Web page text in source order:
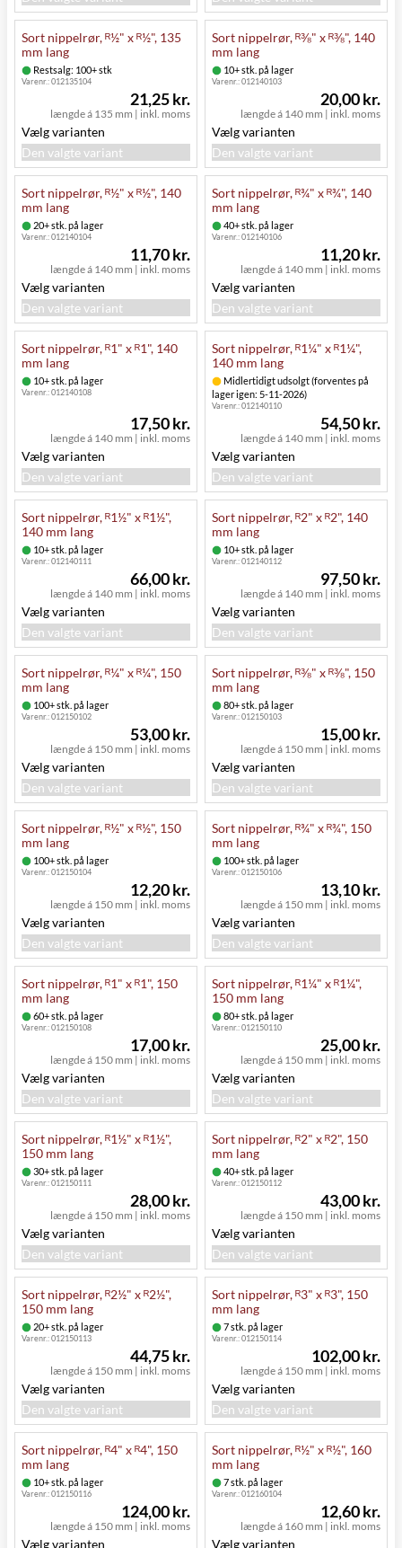
Sort nippelrør, ᴿ½" x ᴿ½", 135
mm lang
Restsalg: 100+ stk
Varenr.:012135104
længde á 135 mm | inkl. moms
21,25 kr.
Vælg varianten
Den valgte variant
Sort nippelrør, ᴿ⅜" x ᴿ⅜", 140
mm lang
10+ stk. på lager
Varenr.:012140103
længde á 140 mm | inkl. moms
20,00 kr.
Vælg varianten
Den valgte variant
Sort nippelrør, ᴿ½" x ᴿ½", 140
mm lang
20+ stk. på lager
Varenr.:012140104
længde á 140 mm | inkl. moms
11,70 kr.
Vælg varianten
Den valgte variant
Sort nippelrør, ᴿ¾" x ᴿ¾", 140
mm lang
40+ stk. på lager
Varenr.:012140106
længde á 140 mm | inkl. moms
11,20 kr.
Vælg varianten
Den valgte variant
Sort nippelrør, ᴿ1" x ᴿ1", 140
mm lang
10+ stk. på lager
Varenr.:012140108
længde á 140 mm | inkl. moms
17,50 kr.
Vælg varianten
Den valgte variant
Sort nippelrør, ᴿ1¼" x ᴿ1¼",
140 mm lang
Midlertidigt udsolgt (forventes på
lager igen: 5-11-2026)
Varenr.:012140110
længde á 140 mm | inkl. moms
54,50 kr.
Vælg varianten
Den valgte variant
Sort nippelrør, ᴿ1½" x ᴿ1½",
140 mm lang
10+ stk. på lager
Varenr.:012140111
længde á 140 mm | inkl. moms
66,00 kr.
Vælg varianten
Den valgte variant
Sort nippelrør, ᴿ2" x ᴿ2", 140
mm lang
10+ stk. på lager
Varenr.:012140112
længde á 140 mm | inkl. moms
97,50 kr.
Vælg varianten
Den valgte variant
Sort nippelrør, ᴿ¼" x ᴿ¼", 150
mm lang
100+ stk. på lager
Varenr.:012150102
længde á 150 mm | inkl. moms
53,00 kr.
Vælg varianten
Den valgte variant
Sort nippelrør, ᴿ⅜" x ᴿ⅜", 150
mm lang
80+ stk. på lager
Varenr.:012150103
længde á 150 mm | inkl. moms
15,00 kr.
Vælg varianten
Den valgte variant
Sort nippelrør, ᴿ½" x ᴿ½", 150
mm lang
100+ stk. på lager
Varenr.:012150104
længde á 150 mm | inkl. moms
12,20 kr.
Vælg varianten
Den valgte variant
Sort nippelrør, ᴿ¾" x ᴿ¾", 150
mm lang
100+ stk. på lager
Varenr.:012150106
længde á 150 mm | inkl. moms
13,10 kr.
Vælg varianten
Den valgte variant
Sort nippelrør, ᴿ1" x ᴿ1", 150
mm lang
60+ stk. på lager
Varenr.:012150108
længde á 150 mm | inkl. moms
17,00 kr.
Vælg varianten
Den valgte variant
Sort nippelrør, ᴿ1¼" x ᴿ1¼",
150 mm lang
80+ stk. på lager
Varenr.:012150110
længde á 150 mm | inkl. moms
25,00 kr.
Vælg varianten
Den valgte variant
Sort nippelrør, ᴿ1½" x ᴿ1½",
150 mm lang
30+ stk. på lager
Varenr.:012150111
længde á 150 mm | inkl. moms
28,00 kr.
Vælg varianten
Den valgte variant
Sort nippelrør, ᴿ2" x ᴿ2", 150
mm lang
40+ stk. på lager
Varenr.:012150112
længde á 150 mm | inkl. moms
43,00 kr.
Vælg varianten
Den valgte variant
Sort nippelrør, ᴿ2½" x ᴿ2½",
150 mm lang
20+ stk. på lager
Varenr.:012150113
længde á 150 mm | inkl. moms
44,75 kr.
Vælg varianten
Den valgte variant
Sort nippelrør, ᴿ3" x ᴿ3", 150
mm lang
7 stk. på lager
Varenr.:012150114
længde á 150 mm | inkl. moms
102,00 kr.
Vælg varianten
Den valgte variant
Sort nippelrør, ᴿ4" x ᴿ4", 150
mm lang
10+ stk. på lager
Varenr.:012150116
længde á 150 mm | inkl. moms
124,00 kr.
Vælg varianten
Sort nippelrør, ᴿ½" x ᴿ½", 160
mm lang
7 stk. på lager
Varenr.:012160104
længde á 160 mm | inkl. moms
12,60 kr.
Vælg varianten